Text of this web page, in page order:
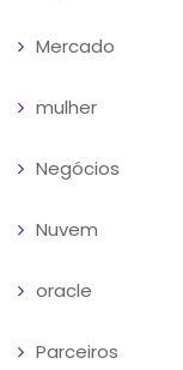
Mercado
mulher
Negócios
Nuvem
oracle
Parceiros